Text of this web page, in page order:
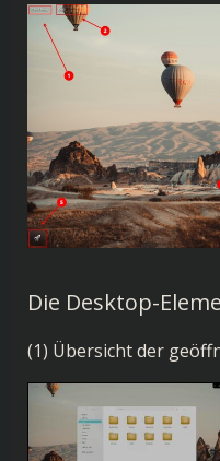
Die Desktop-
(1) Übersicht der